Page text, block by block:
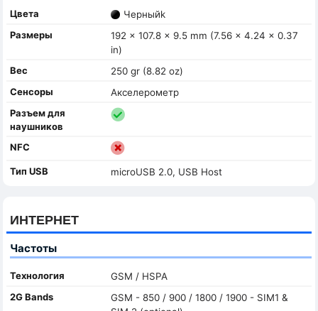
Цвета
Черныйk
Размеры
192 x 107.8 x 9.5 mm (7.56 x 4.24 x 0.37
in)
Вес
250 gr (8.82 oz)
Сенсоры
Акселерометр
Разъем для
наушников
NFC
Тип USB microUSB 2.0, USB Host
ИНТЕРНЕТ
Частоты
Технология
GSM / HSPA
2G Bands
GSM - 850 / 900 / 1800 / 1900 - SIM1 &